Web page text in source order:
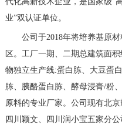
业”双认证单位。
公司于2018年将培养基原
区。工厂一期、二期总建筑面
物独立生产线:蛋白胨、大豆蛋
胨、胰酪蛋白胨、酵母浸膏/粉
原料的专业厂家。公司现有北
四川颖文、四川润小宝五家分